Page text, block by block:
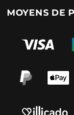
MOYENS DE